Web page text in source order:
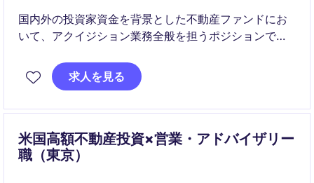
国内外の投資家資金を背景とした不動産ファンドにお
いて、アクイジション業務全般を担うポジションで
物流施設やデータセンターを中心に、投資検討からク
求人を見る
米国高額不動産投資×営業・アドバイザリー
職（東京）